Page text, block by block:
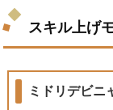
スキル上げ
ミドリデビニ